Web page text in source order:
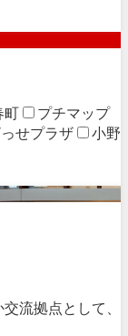
町
プチマップ
せプラザ
小野
流拠点として、